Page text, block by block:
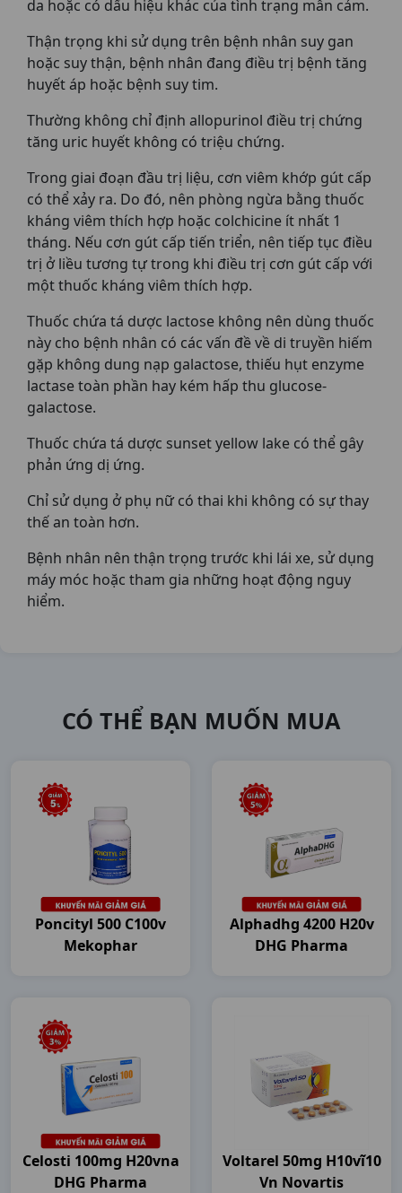
da hoặc có dấu hiệu khác của tình trạng mẫn cảm.
Thận trọng khi sử dụng trên bệnh nhân suy gan
hoặc suy thận, bệnh nhân đang điều trị bệnh tăng
huyết áp hoặc bệnh suy tim.
Thường không chỉ định allopurinol điều trị chứng
tăng uric huyết không có triệu chứng.
Trong giai đoạn đầu trị liệu, cơn viêm khớp gút cấp
có thể xảy ra. Do đó, nên phòng ngừa bằng thuốc
kháng viêm thích hợp hoặc colchicine ít nhất 1
tháng. Nếu cơn gút cấp tiến triển, nên tiếp tục điều
trị ở liều tương tự trong khi điều trị cơn gút cấp với
một thuốc kháng viêm thích hợp.
Thuốc chứa tá dược lactose không nên dùng thuốc
này cho bệnh nhân có các vấn đề về di truyền hiếm
gặp không dung nạp galactose, thiếu hụt enzyme
lactase toàn phần hay kém hấp thu glucose-
galactose.
Thuốc chứa tá dược sunset yellow lake có thể gây
phản ứng dị ứng.
Chỉ sử dụng ở phụ nữ có thai khi không có sự thay
thế an toàn hơn.
Bệnh nhân nên thận trọng trước khi lái xe, sử dụng
máy móc hoặc tham gia những hoạt động nguy
hiểm.
CÓ THỂ BẠN MUỐN MUA
Poncityl 500 C100v
Mekophar
Alphadhg 4200 H20v
DHG Pharma
Celosti 100mg H20vna
DHG Pharma
Voltarel 50mg H10vĩ10
Vn Novartis